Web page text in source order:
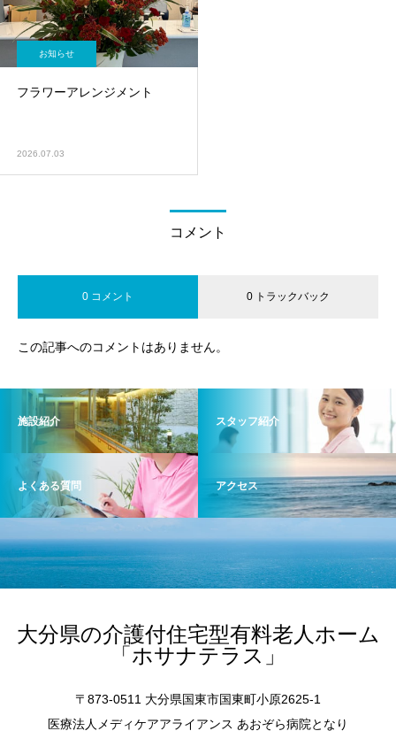
お知らせ
フラワーアレンジメント
2026.07.03
コメント
0 コメント 0 トラックバック
この記事へのコメントはありません。
施設紹介 スタッフ紹介
よくある質問 アクセス
大分県の介護付住宅型有料老人ホーム
「ホサナテラス」
〒873-0511 大分県国東市国東町小原2625-1
医療法人メディケアアライアンス あおぞら病院となり